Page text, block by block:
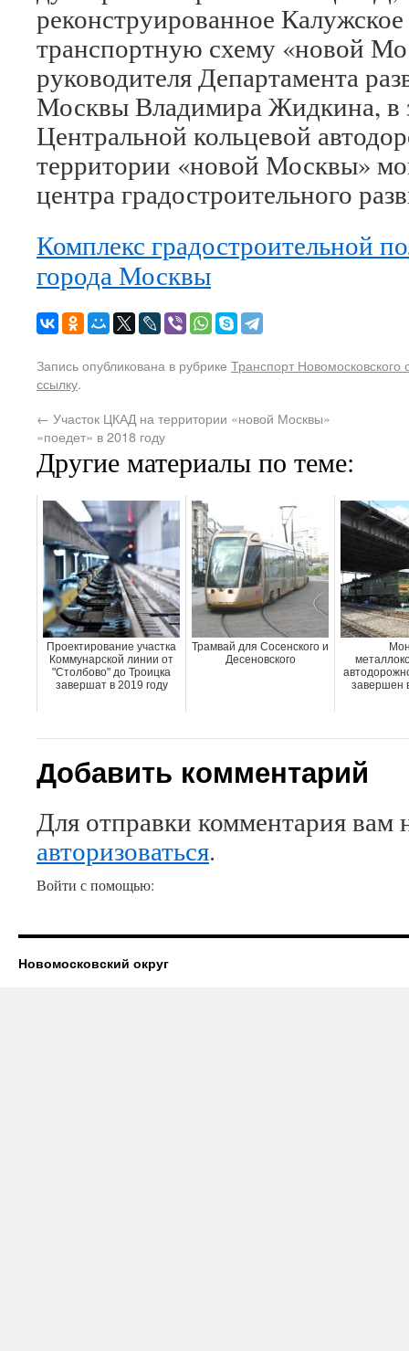
реконструированное
транспортную схему «новой
руководителя Департамента
Москвы Владимира Жидкина, в
Центральной кольцевой
территории «новой Москвы»
центра градостроительного
Комплекс градостроительной
города Москвы
Запись опубликована в рубрике Транспорт Новомосковского
ссылку.
← Участок ЦКАД на территории «новой Москвы»
«поедет» в 2018 году
Другие материалы по теме:
Проектирование участка
Коммунарской линии от
"Столбово" до Троицка
завершат в 2019 году
Трамвай для Сосенского и
Десеновского
завершен
Добавить комментарий
Для отправки комментария вам
авторизоваться.
Войти с помощью:
Новомосковский округ